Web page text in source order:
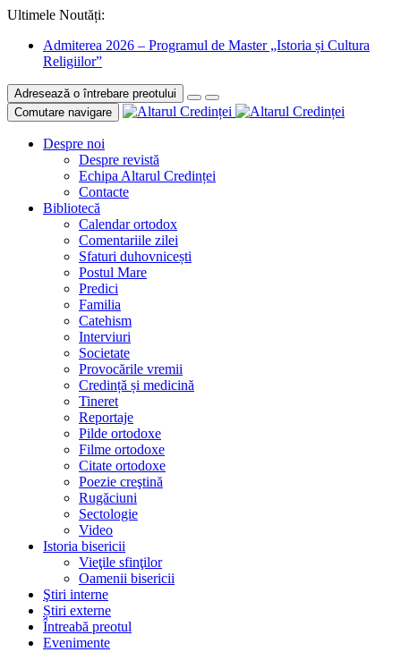
Ultimele Noutăți:
Admiterea 2026 – Programul de Master „Istoria și Cultura
Religiilor”
Adresează o întrebare preotului
Comutare navigare
Despre noi
Despre revistă
Echipa Altarul Credinței
Contacte
Bibliotecă
Calendar ortodox
Comentariile zilei
Sfaturi duhovnicești
Postul Mare
Predici
Familia
Catehism
Interviuri
Societate
Provocările vremii
Credință și medicină
Tineret
Reportaje
Pilde ortodoxe
Filme ortodoxe
Citate ortodoxe
Poezie creştină
Rugăciuni
Sectologie
Video
Istoria bisericii
Vieţile sfinţilor
Oamenii bisericii
Ştiri interne
Știri externe
Întreabă preotul
Evenimente